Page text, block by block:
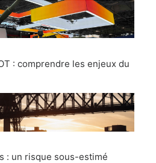
: comprendre les enjeux du
: un risque sous-estimé